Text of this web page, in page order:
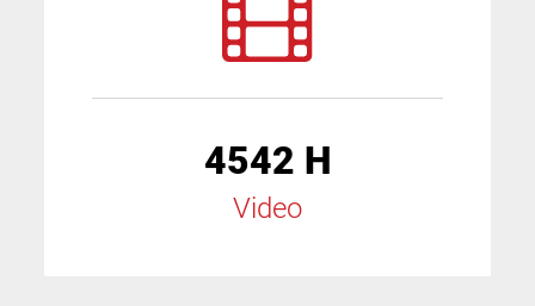
4542 H
Video